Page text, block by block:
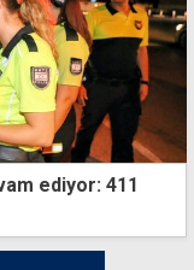
ediyor: 411